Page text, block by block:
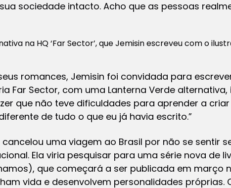
sociedade intacto. Acho que as pessoas
na HQ ‘Far Sector’, que Jemisin escreveu com o
romances, Jemisin foi convidada para
Far Sector, com uma Lanterna Verde
que não teve dificuldades para aprender a
de tudo o que eu já havia escrito.”
uma viagem ao Brasil por não se sentir
Ela viria pesquisar para uma série nova de
que começará a ser publicada em março
vida e desenvolvem personalidades próprias.